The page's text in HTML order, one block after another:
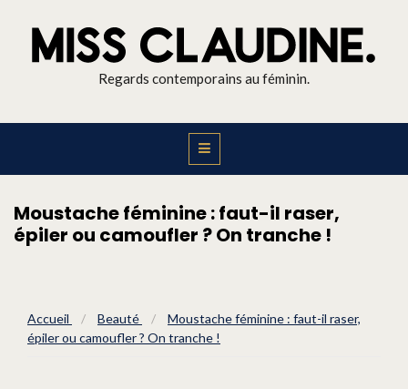
Regards contemporains au féminin.
Moustache féminine : faut-il raser,
épiler ou camoufler ? On tranche !
Accueil / Beauté /
Moustache féminine : faut-il raser,
épiler ou camoufler ? On tranche !